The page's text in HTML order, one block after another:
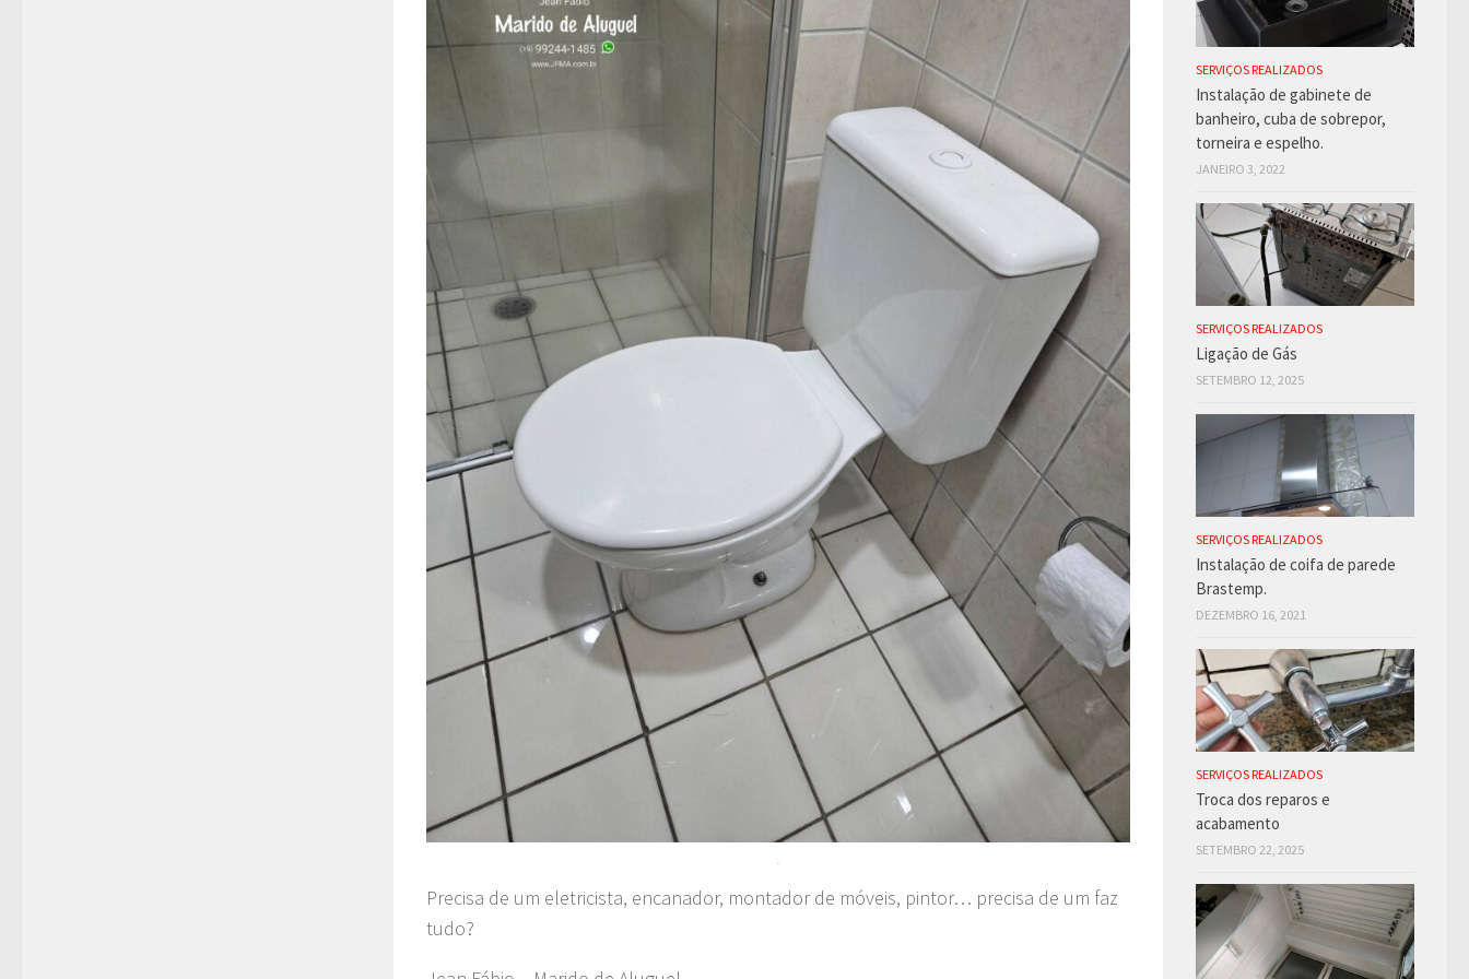
.
Precisa de um eletricista, encanador, montador de móveis, pintor… precisa de um faz
tudo?
SERVIÇOS REALIZADOS
Instalação de gabinete de
banheiro, cuba de sobrepor,
torneira e espelho.
JANEIRO 3, 2022
SERVIÇOS REALIZADOS
Ligação de Gás
SETEMBRO 12, 2025
SERVIÇOS REALIZADOS
Instalação de coifa de parede
Brastemp.
DEZEMBRO 16, 2021
SERVIÇOS REALIZADOS
Troca dos reparos e
acabamento
SETEMBRO 22, 2025